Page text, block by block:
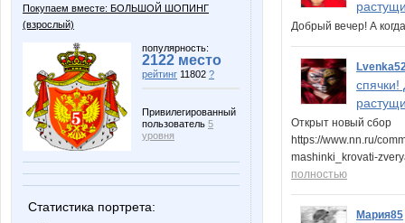
Покупаем вместе: БОЛЬШОЙ ШОПИНГ
(взрослый)
популярность:
2122 место
рейтинг 11802 ?
Привилегированный
пользователь 5
уровня
Статистика портрета:
Добрый вечер! А
спячки!
Открыт новый сбор
https://www.nn.ru/
mashinki_krovati-
полностью
Мария85